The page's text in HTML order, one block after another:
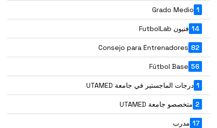
Grado Medio 1
فنيون FutbolLab 14
Consejo para Entrenadores 82
Fútbol Base 56
درجات الماجستير في جامعة UTAMED 1
متخصصو جامعة UTAMED 2
مدرب 17